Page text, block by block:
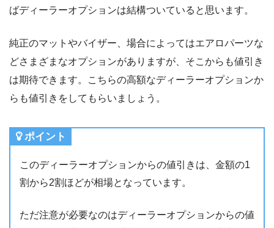
ばディーラーオプションは結構ついていると思います。
純正のマットやバイザー、場合によってはエアロパーツな
どさまざまなオプションがありますが、そこからも値引き
は期待できます。こちらの高額なディーラーオプションか
らも値引きをしてもらいましょう。
ポイント
このディーラーオプションからの値引きは、金額の1
割から2割ほどが相場となっています。
ただ注意が必要なのはディーラーオプションからの値